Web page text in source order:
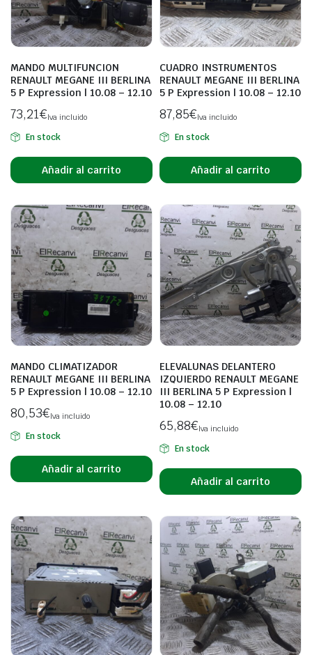
MANDO MULTIFUNCION
RENAULT MEGANE III BERLINA
5 P Expression | 10.08 – 12.10
73,21€Iva incluido
En stock
Añadir al carrito
CUADRO INSTRUMENTOS
RENAULT MEGANE III BERLINA
5 P Expression | 10.08 – 12.10
87,85€Iva incluido
En stock
Añadir al carrito
MANDO CLIMATIZADOR
RENAULT MEGANE III BERLINA
5 P Expression | 10.08 – 12.10
80,53€Iva incluido
En stock
Añadir al carrito
ELEVALUNAS DELANTERO
IZQUIERDO RENAULT MEGANE
III BERLINA 5 P Expression |
10.08 – 12.10
65,88€Iva incluido
En stock
Añadir al carrito